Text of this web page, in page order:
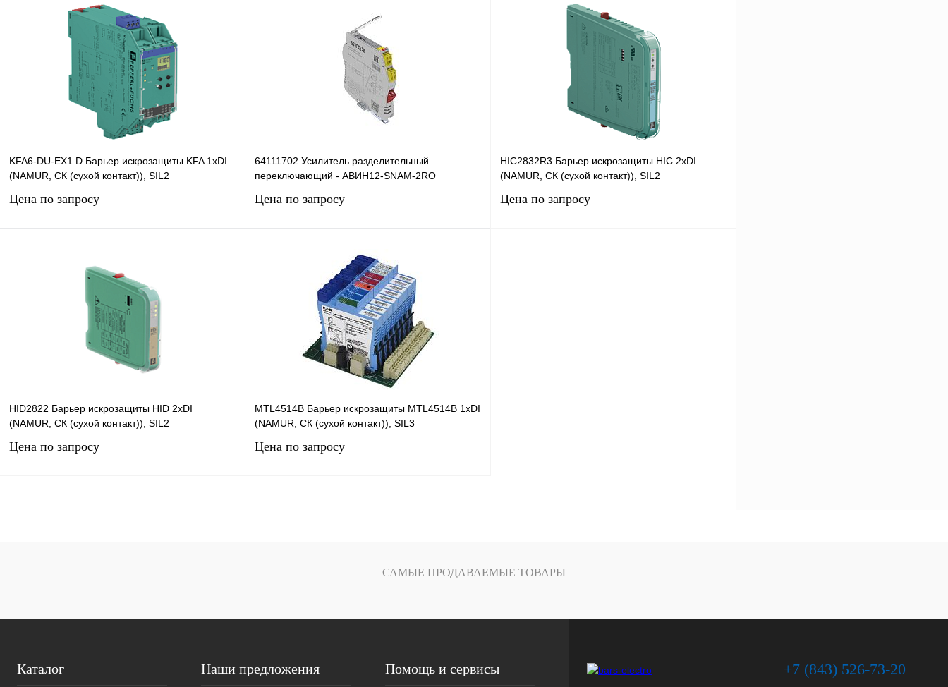
Запросить цену
Купить в 1 клик Сравнение
Под заказ
Сравнение
Под заказ
Запросить цену
Купить в 1 клик Сравнение
Под заказ
KFA6-DU-EX1.D Барьер искрозащиты KFA 1хDI
(NAMUR, СК (сухой контакт)), SIL2
Цена по запросу
Сравнение
Под заказ
64111702 Усилитель разделительный
переключающий - АВИН12-SNAM-2RO
Цена по запросу
Запросить цену
Купить в 1 клик Сравнение
Под заказ
HIC2832R3 Барьер искрозащиты HIC 2хDI
(NAMUR, СК (сухой контакт)), SIL2
Цена по запросу
HID2822 Барьер искрозащиты HID 2хDI
(NAMUR, СК (сухой контакт)), SIL2
Цена по запросу
Купить в 1 клик Сравнение
MTL4514B Барьер искрозащиты MTL4514B 1хDI
(NAMUR, СК (сухой контакт)), SIL3
Цена по запросу
Купить в 1 клик Сравнение
САМЫЕ ПРОДАВАЕМЫЕ ТОВАРЫ
Каталог Наши предложения Помощь и сервисы +7 (843) 526-73-20